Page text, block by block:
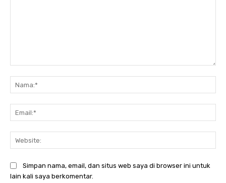
Simpan nama, email, dan situs web saya di browser ini untuk
lain kali saya berkomentar.